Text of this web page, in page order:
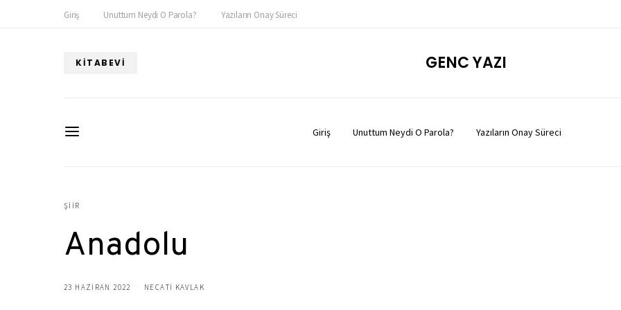
Giriş Unuttum Neydi O Parola? Yazıların Onay Süreci
KITABEVI GENC YAZI
Giriş Unuttum Neydi O Parola? Yazıların Onay Süreci
ŞIIR
Anadolu
23 HAZIRAN 2022 NECATİ KAVLAK